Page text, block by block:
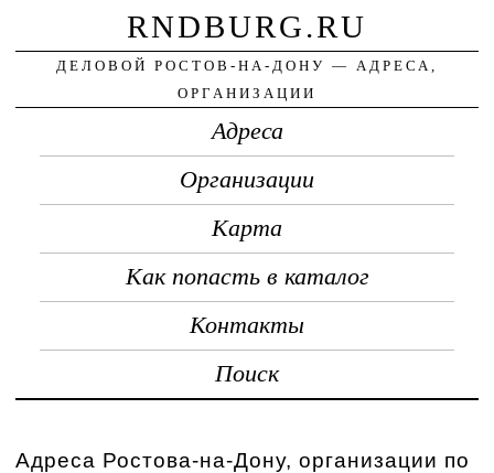
RNDBURG.RU
ДЕЛОВОЙ РОСТОВ-НА-ДОНУ — АДРЕСА,
ОРГАНИЗАЦИИ
Адреса
Организации
Карта
Как попасть в каталог
Контакты
Поиск
Адреса Ростова-на-Дону, организации по